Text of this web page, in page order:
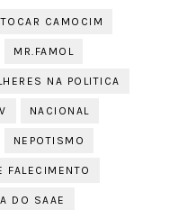
CAMOCIM
MR.FAMOL
NA POLITICA
NACIONAL
NEPOTISMO
FALECIMENTO
DO SAAE